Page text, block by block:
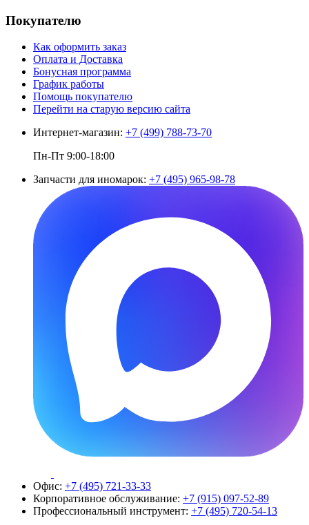
Покупателю
Как оформить заказ
Оплата и Доставка
Бонусная программа
График работы
Помощь покупателю
Перейти на старую версию сайта
Интернет-магазин: +7 (499) 788-73-70
Пн-Пт 9:00-18:00
Запчасти для иномарок: +7 (495) 965-98-78
Офис: +7 (495) 721-33-33
Корпоративное обслуживание: +7 (915) 097-52-89
Профессиональный инструмент: +7 (495) 720-54-13